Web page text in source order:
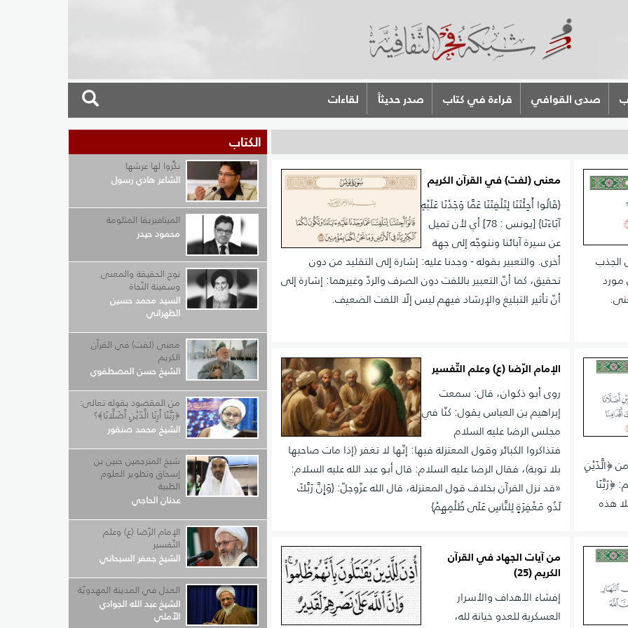
صدى القوافي قراءة في كتاب صدر حديثاً لقاءات
الجذب
مورد
معنى (لفت) في القرآن الكريم
{قَالُوا أَجِئْتَنَا لِتَلْفِتَنَا عَمَّا وَجَدْنَا عَلَيْهِ
آبَاءَنَا} [يونس : 78] أي لأن تميل
عن سيرة آبائنا ونتوجّه إلى جهة
أخرى. والتعبير بقوله - وجدنا عليه: إشارة إلى التقليد من دون
تحقيق، كما أنّ التعبير باللفت دون الصرف والردّ وغيرهما: إشارة إلى
أنّ تأثير التبليغ والإرشاد فيهم ليس إلّا اللفت الضعيف.
﴿الَّذَيْنِ
﴿رَبَّنَا
هذه
الإمام الرّضا (ع) وعلم التّفسير
روى أبو ذكوان، قال: سمعت
إبراهيم بن العباس يقول: كنّا في
مجلس الرضا عليه ‌السلام
فتذاكروا الكبائر وقول المعتزلة فيها: إنّها لا تغفر (إذا مات صاحبها
بلا توبة)، فقال الرضا عليه ‌السلام: قال أبو عبد الله عليه ‌السلام:
«قد نزل القرآن بخلاف قول المعتزلة، قال الله عزّوجلّ: {وَإِنَّ رَبَّكَ
لَذُو مَغْفِرَةٍ لِلنَّاسِ عَلَى ظُلْمِهِمْ}
من آيات الجهاد في القرآن
الكريم (25)
إفشاء الأهداف والأسرار
العسكرية للعدو خيانة لله،
الكتاب
نكِّروا لها عرشها
الشاعر هادي رسول
الميتافيزيقا المثلومة
محمود حيدر
نوح الحقيقة والمعنى
وسفينة النّجاة
السيد محمد حسين
الطهراني
معنى (لفت) في القرآن
الكريم
الشيخ حسن المصطفوي
من المقصود بقوله تعالى:
﴿رَبَّنَا أَرِنَا الَّذَيْنِ أَضَلَّانَا﴾؟
الشيخ محمد صنقور
شيخ المترجمين حنين بن
إسحاق وتطوير العلوم
الطبية
عدنان الحاجي
الإمام الرّضا (ع) وعلم
التّفسير
الشيخ جعفر السبحاني
العدل في المدينة المهدويّة
الشيخ عبد الله الجوادي
الآملي